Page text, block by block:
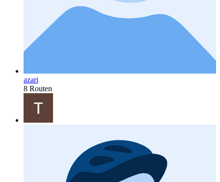
azari
8 Routen